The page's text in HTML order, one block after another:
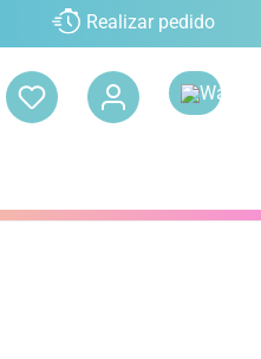
Realizar pedido